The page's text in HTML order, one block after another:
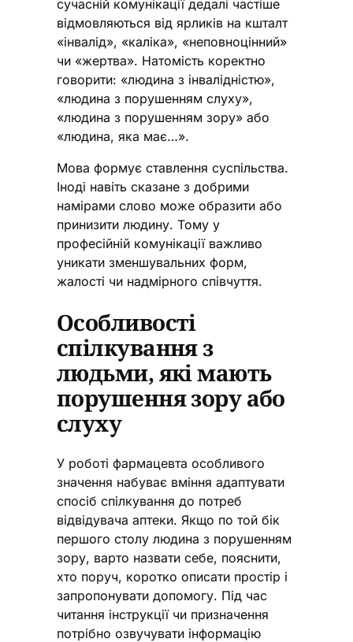
сучасній комунікації дедалі частіше
відмовляються від ярликів на кшталт
«інвалід», «каліка», «неповноцінний»
чи «жертва». Натомість коректно
говорити: «людина з інвалідністю»,
«людина з порушенням слуху»,
«людина з порушенням зору» або
«людина, яка має…».
Мова формує ставлення суспільства.
Іноді навіть сказане з добрими
намірами слово може образити або
принизити людину. Тому у
професійній комунікації важливо
уникати зменшувальних форм,
жалості чи надмірного співчуття.
Особливості
спілкування з
людьми, які мають
порушення зору або
слуху
У роботі фармацевта особливого
значення набуває вміння адаптувати
спосіб спілкування до потреб
відвідувача аптеки. Якщо по той бік
першого столу людина з порушенням
зору, варто назвати себе, пояснити,
хто поруч, коротко описати простір і
запропонувати допомогу. Під час
читання інструкції чи призначення
потрібно озвучувати інформацію